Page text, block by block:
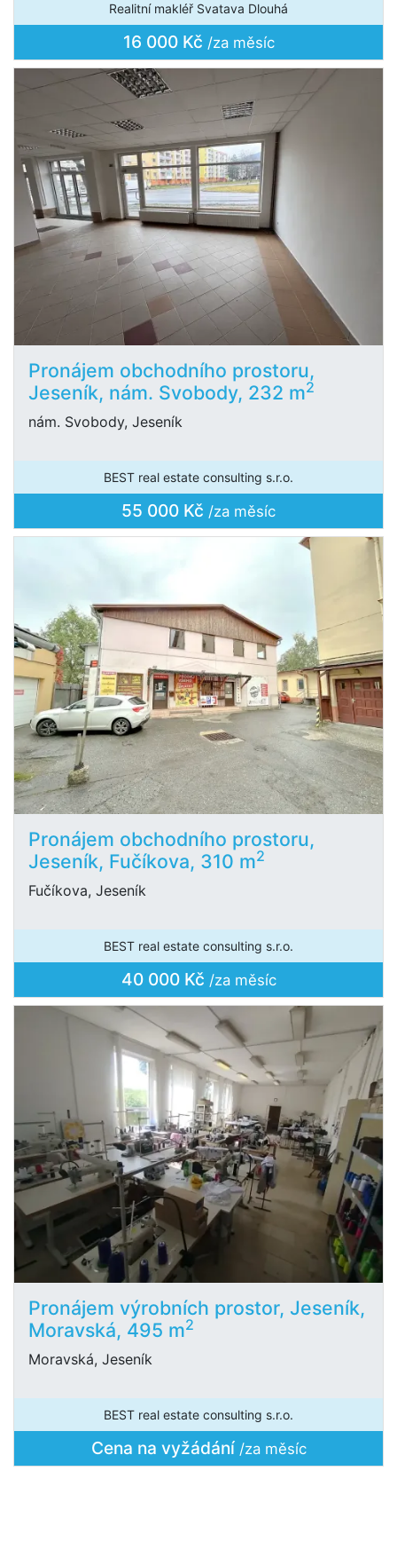
Realitní makléř Svatava Dlouhá
16 000 Kč /za měsíc
Pronájem obchodního prostoru,
Jeseník, nám. Svobody, 232 m2
nám. Svobody, Jeseník
BEST real estate consulting s.r.o.
55 000 Kč /za měsíc
Pronájem obchodního prostoru,
Jeseník, Fučíkova, 310 m2
Fučíkova, Jeseník
BEST real estate consulting s.r.o.
40 000 Kč /za měsíc
Pronájem výrobních prostor, Jeseník,
Moravská, 495 m2
Moravská, Jeseník
BEST real estate consulting s.r.o.
Cena na vyžádání /za měsíc